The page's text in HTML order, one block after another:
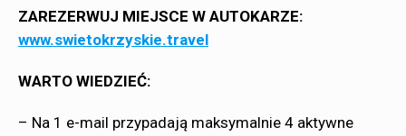
ZAREZERWUJ MIEJSCE W AUTOKARZE:
www.swietokrzyskie.travel
WARTO WIEDZIEĆ:
– Na 1 e-mail przypadają maksymalnie 4 aktywne